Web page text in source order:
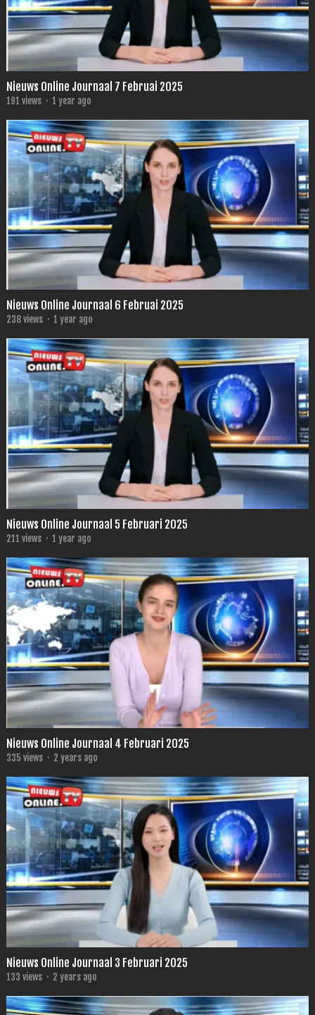
Nieuws Online Journaal 7 Februai 2025
191 views · 1 year ago
Nieuws Online Journaal 6 Februai 2025
238views · 1 year ago
Nieuws Online Journaal 5 Februari 2025
211 views · 1 year ago
Nieuws Online Journaal 4 Februari 2025
335 views · 2 years ago
Nieuws Online Journaal 3 Februari 2025
133 views · 2 years ago